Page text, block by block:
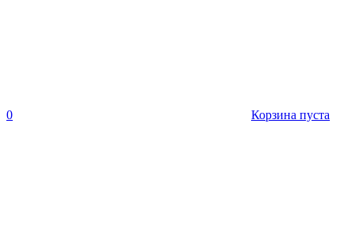
0 Корзина пуста